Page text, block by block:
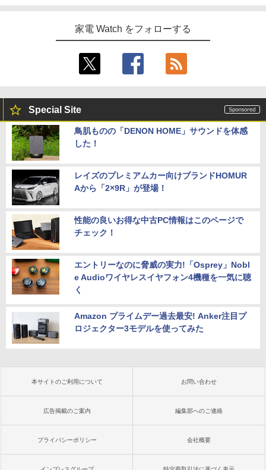
家電 Watch をフォローする
Special Site
鳥肌ものの「DENON HOME」サウンドを体感
した！
レイズのプレミアムカー向けブランドHOMUR
Aから「2×9R」が登場！
性能の良いお得な中古PC情報はこのページで
チェック！
エントリーなのに脅威の実力!「Osprey」Nobl
e Audioワイヤレスイヤフォン4機種を一気に聴
く
Amazon プライムデー過去最安! Anker注目プ
ロジェクター3モデルを使ってみた
本サイトのご利用について お問い合わせ
広告掲載のご案内 編集部へのご連絡
プライバシーポリシー 会社概要